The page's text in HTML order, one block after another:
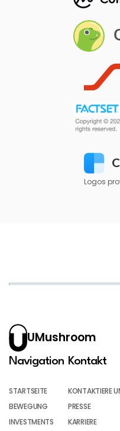
Logos
UMushroom
Navigation
STARTSEITE
BEWEGUNG
INVESTMENTS
Kontakt
KONTAKTIERE
PRESSE
KARRIERE